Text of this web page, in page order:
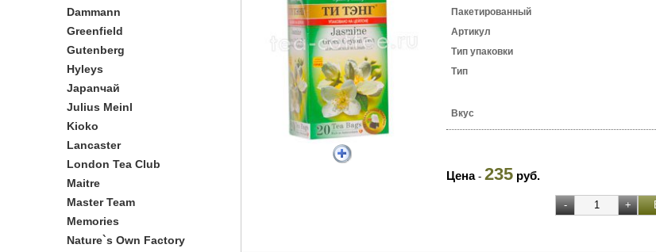
Dammann
Greenfield
Gutenberg
Hyleys
Japanчай
Julius Meinl
Kioko
Lancaster
London Tea Club
Maitre
Master Team
Memories
Nature`s Own Factory
Пакетированный
Артикул
Тип упаковки
Тип
Вкус
Цена- 235 руб.